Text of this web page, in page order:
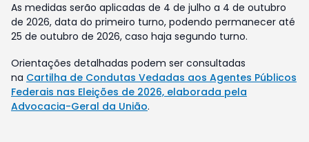
As medidas serão aplicadas de 4 de julho a 4 de outubro
de 2026, data do primeiro turno, podendo permanecer até
25 de outubro de 2026, caso haja segundo turno.
Orientações detalhadas podem ser consultadas
na Cartilha de Condutas Vedadas aos Agentes Públicos
Federais nas Eleições de 2026, elaborada pela
Advocacia-Geral da União.